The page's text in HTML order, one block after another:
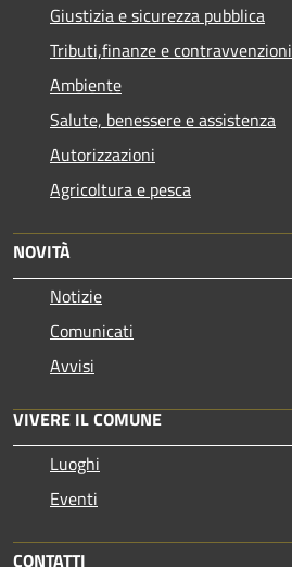
Giustizia e sicurezza pubblica
Tributi,finanze e contravvenzioni
Ambiente
Salute, benessere e assistenza
Autorizzazioni
Agricoltura e pesca
NOVITÀ
Notizie
Comunicati
Avvisi
VIVERE IL COMUNE
Luoghi
Eventi
CONTATTI